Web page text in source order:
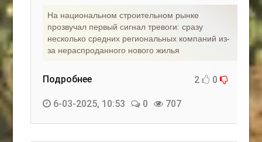
На национальном строительном рынке
прозвучал первый сигнал тревоги: сразу
несколько средних региональных компаний из-
за нераспроданного нового жилья
Подробнее 2 0
6-03-2025, 10:53 0 707